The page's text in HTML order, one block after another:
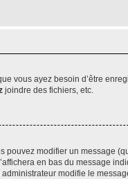
vous ayez besoin d’être
joindre des fichiers, etc.
pouvez modifier un message
en bas du message
modifie le